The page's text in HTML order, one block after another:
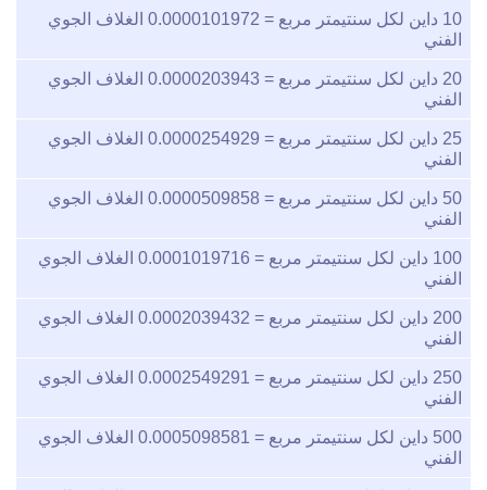
10 داين لكل سنتيمتر مربع = 0.0000101972 الغلاف الجوي
الفني
20 داين لكل سنتيمتر مربع = 0.0000203943 الغلاف الجوي
الفني
25 داين لكل سنتيمتر مربع = 0.0000254929 الغلاف الجوي
الفني
50 داين لكل سنتيمتر مربع = 0.0000509858 الغلاف الجوي
الفني
100 داين لكل سنتيمتر مربع = 0.0001019716 الغلاف الجوي
الفني
200 داين لكل سنتيمتر مربع = 0.0002039432 الغلاف الجوي
الفني
250 داين لكل سنتيمتر مربع = 0.0002549291 الغلاف الجوي
الفني
500 داين لكل سنتيمتر مربع = 0.0005098581 الغلاف الجوي
الفني